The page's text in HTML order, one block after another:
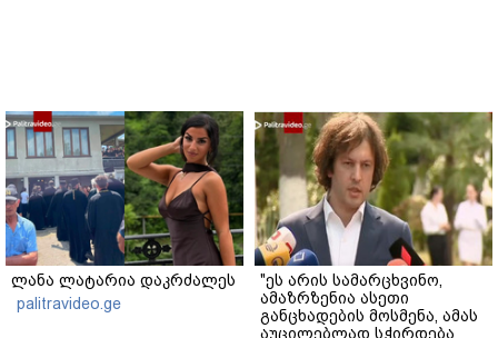
ლანა ლატარია დაკრძალეს
palitravideo.ge
"ეს არის სამარცხვინო,
ამაზრზენია ასეთი
განცხადების მოსმენა, ამას
აუცილებლად სჭირდება